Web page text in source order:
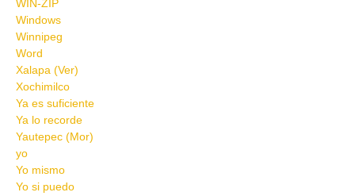
WIN-ZIP
Windows
Winnipeg
Word
Xalapa (Ver)
Xochimilco
Ya es suficiente
Ya lo recorde
Yautepec (Mor)
yo
Yo mismo
Yo si puedo